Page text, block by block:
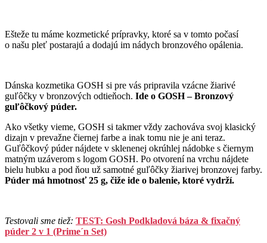
Ešteže tu máme kozmetické prípravky, ktoré sa v tomto počasí
o našu pleť postarajú a dodajú im nádych bronzového opálenia.
Dánska kozmetika GOSH si pre vás pripravila vzácne žiarivé
guľôčky v bronzových odtieňoch. Ide o GOSH – Bronzový
guľôčkový púder.
Ako všetky vieme, GOSH si takmer vždy zachováva svoj klasický
dizajn v prevažne čiernej farbe a inak tomu nie je ani teraz.
Guľôčkový púder nájdete v sklenenej okrúhlej nádobke s čiernym
matným uzáverom s logom GOSH. Po otvorení na vrchu nájdete
bielu hubku a pod ňou už samotné guľôčky žiarivej bronzovej farby.
Púder má hmotnosť 25 g, čiže ide o balenie, ktoré vydrží.
Testovali sme tiež: TEST: Gosh Podkladová báza & fixačný
púder 2 v 1 (Prime´n Set)